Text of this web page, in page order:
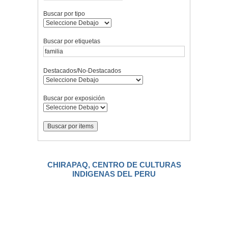
Buscar por tipo
Buscar por etiquetas
Destacados/No-Destacados
Buscar por exposición
CHIRAPAQ, CENTRO DE CULTURAS
INDIGENAS DEL PERU